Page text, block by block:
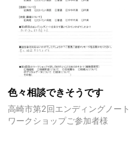
色々相談できそうです
高崎市第2回エンディングノート
ワークショップご参加者様